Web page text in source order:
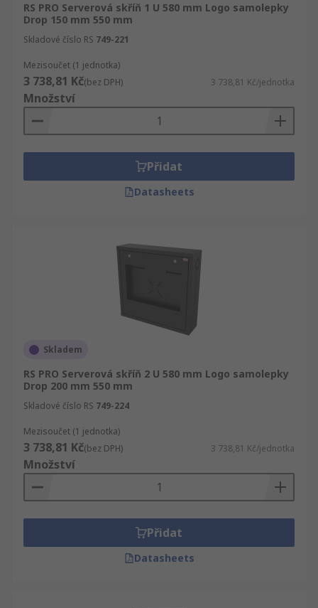
RS PRO Serverová skříň 1 U 580 mm Logo samolepky
Drop 150 mm 550 mm
Skladové číslo RS 749-221
Mezisoučet (1 jednotka)
3 738,81 Kč(bez DPH) 3 738,81 Kč/jednotka
Množství
Přidat
Datasheets
Skladem
RS PRO Serverová skříň 2 U 580 mm Logo samolepky
Drop 200 mm 550 mm
Skladové číslo RS 749-224
Mezisoučet (1 jednotka)
3 738,81 Kč(bez DPH) 3 738,81 Kč/jednotka
Množství
Přidat
Datasheets